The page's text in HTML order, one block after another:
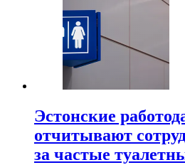
Эстонские
отчитывают
за частые